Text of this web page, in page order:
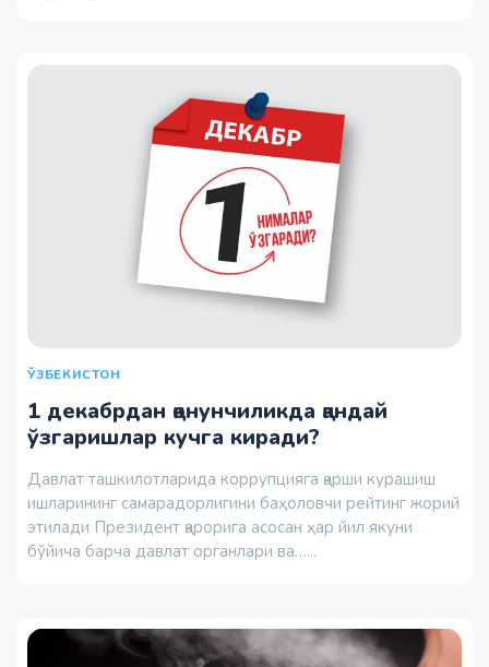
ЎЗБЕКИСТОН
1 декабрдан қонунчиликда қандай
ўзгаришлар кучга киради?
Давлат ташкилотларида коррупцияга қарши курашиш
ишларининг самарадорлигини баҳоловчи рейтинг жорий
этилади Президент қарорига асосан ҳар йил якуни
бўйича барча давлат органлари ва…...